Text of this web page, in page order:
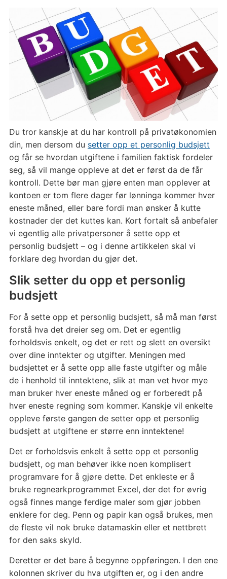
Du tror kanskje at du har kontroll på privatøkonomien
din, men dersom du setter opp et personlig budsjett
og får se hvordan utgiftene i familien faktisk fordeler
seg, så vil mange oppleve at det er først da de får
kontroll. Dette bør man gjøre enten man opplever at
kontoen er tom flere dager før lønninga kommer hver
eneste måned, eller bare fordi man ønsker å kutte
kostnader der det kuttes kan. Kort fortalt så anbefaler
vi egentlig alle privatpersoner å sette opp et
personlig budsjett – og i denne artikkelen skal vi
forklare deg hvordan du gjør det.
Slik setter du opp et personlig
budsjett
For å sette opp et personlig budsjett, så må man først
forstå hva det dreier seg om. Det er egentlig
forholdsvis enkelt, og det er rett og slett en oversikt
over dine inntekter og utgifter. Meningen med
budsjettet er å sette opp alle faste utgifter og måle
de i henhold til inntektene, slik at man vet hvor mye
man bruker hver eneste måned og er forberedt på
hver eneste regning som kommer. Kanskje vil enkelte
oppleve første gangen de setter opp et personlig
budsjett at utgiftene er større enn inntektene!
Det er forholdsvis enkelt å sette opp et personlig
budsjett, og man behøver ikke noen komplisert
programvare for å gjøre dette. Det enkleste er å
bruke regnearkprogrammet Excel, der det for øvrig
også finnes mange ferdige maler som gjør jobben
enklere for deg. Penn og papir kan også brukes, men
de fleste vil nok bruke datamaskin eller et nettbrett
for den saks skyld.
Deretter er det bare å begynne oppføringen. I den ene
kolonnen skriver du hva utgiften er, og i den andre